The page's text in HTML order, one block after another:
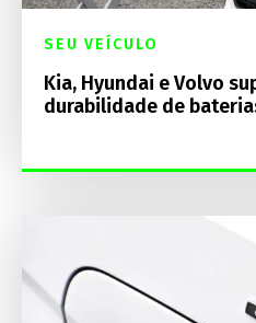
SEU VEÍCULO
Kia, Hyundai e Volvo
durabilidade de